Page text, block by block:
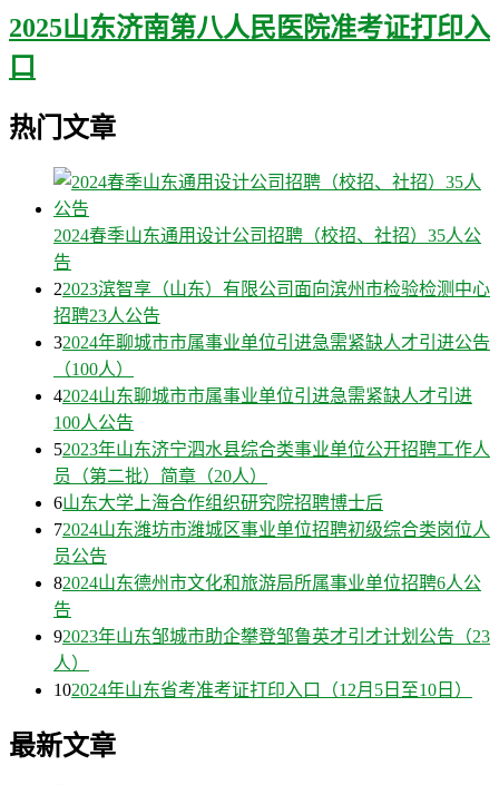
2025山东济南第八人民医院准考证打印入
口
热门文章
2024春季山东通用设计公司招聘（校招、社招）35人公
告
22023滨智享（山东）有限公司面向滨州市检验检测中心
招聘23人公告
32024年聊城市市属事业单位引进急需紧缺人才引进公告
（100人）
42024山东聊城市市属事业单位引进急需紧缺人才引进
100人公告
52023年山东济宁泗水县综合类事业单位公开招聘工作人
员（第二批）简章（20人）
6山东大学上海合作组织研究院招聘博士后
72024山东潍坊市潍城区事业单位招聘初级综合类岗位人
员公告
82024山东德州市文化和旅游局所属事业单位招聘6人公
告
92023年山东邹城市助企攀登邹鲁英才引才计划公告（23
人）
102024年山东省考准考证打印入口（12月5日至10日）
最新文章